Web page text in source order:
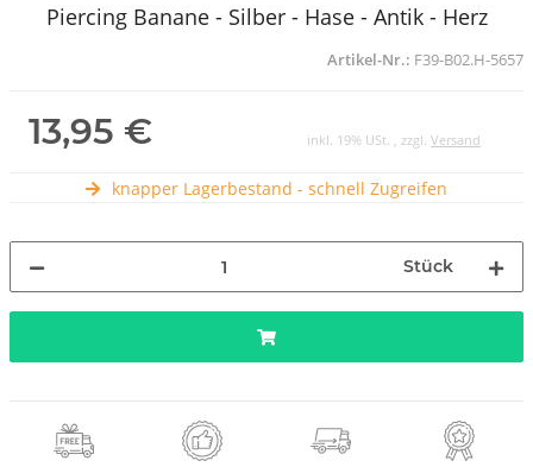
Piercing Banane - Silber - Hase - Antik - Herz
Artikel-Nr.: F39-B02.H-5657
13,95 € inkl. 19% USt. , zzgl. Versand
knapper Lagerbestand - schnell Zugreifen
Stück